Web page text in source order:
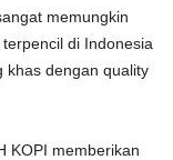
memungkin
di Indonesia
khas dengan quality
KOPI memberikan